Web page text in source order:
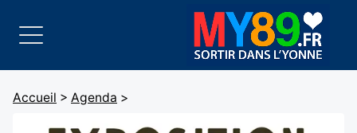
Accueil > Agenda >